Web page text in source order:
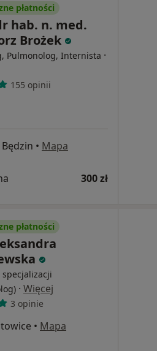
płatności
hab. n. med.
Brożek
Pulmonolog, Internista ·
155 opinii
• Mapa
300 zł
płatności
· Więcej
3 opinie
• Mapa